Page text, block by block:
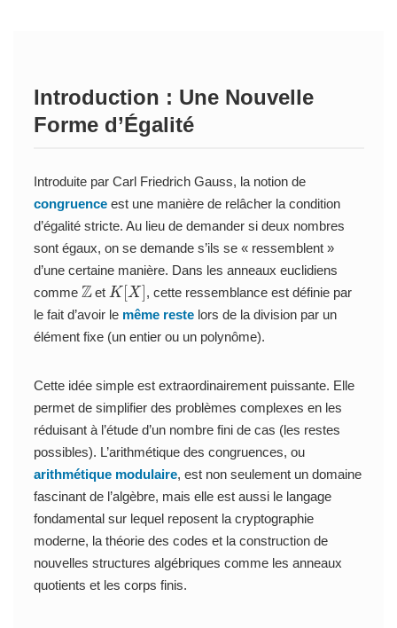
Introduction : Une Nouvelle
Forme d’Égalité
Introduite par Carl Friedrich Gauss, la notion de
congruenceest une manière de relâcher la condition
d’égalité stricte. Au lieu de demander si deux nombres
sont égaux, on se demande s’ils se « ressemblent »
d’une certaine manière. Dans les anneaux euclidiens
comme Zet K[X] , cette ressemblance est définie par
le fait d’avoir le même restelors de la division par un
élément fixe (un entier ou un polynôme).
Cette idée simple est extraordinairement puissante. Elle
permet de simplifier des problèmes complexes en les
réduisant à l’étude d’un nombre fini de cas (les restes
possibles). L’arithmétique des congruences, ou
arithmétique modulaire, est non seulement un domaine
fascinant de l’algèbre, mais elle est aussi le langage
fondamental sur lequel reposent la cryptographie
moderne, la théorie des codes et la construction de
nouvelles structures algébriques comme les anneaux
quotients et les corps finis.